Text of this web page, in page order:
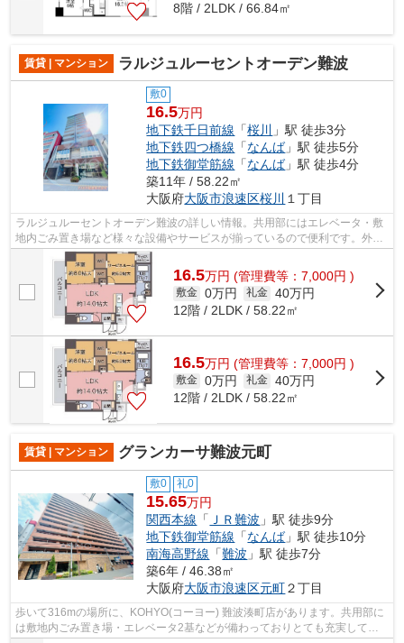
8階 / 2LDK / 66.84㎡
賃貸 | マンション ラルジュルーセントオーデン難波
敷0
16.5万円
地下鉄千日前線 「桜川
」駅 徒歩3分
地下鉄四つ橋線 「なんば」駅 徒歩5分
地下鉄御堂筋線 「なんば」駅 徒歩4分
築11年 / 58.22㎡
大阪府大阪市浪速区桜川 １丁目
ラルジュルーセントオーデン難波の詳しい情報。共用部にはエレベータ・敷
地内ごみ置き場など様々な設備やサービスが揃っているので便利です。外観
タイル張りは耐久性に優れ、管理の手...
16.5万円 (管理費等：7,000円 )
敷金 0万円 礼金 40万円
12階 / 2LDK / 58.22㎡
16.5万円 (管理費等：7,000円 )
敷金 0万円 礼金 40万円
12階 / 2LDK / 58.22㎡
賃貸 | マンション グランカーサ難波元町
敷0 礼0
15.65万円
関西本線 「 ＪＲ難波 」駅 徒歩9分
地下鉄御堂筋線 「なんば」駅 徒歩10分
南海高野線 「難波 」駅 徒歩7分
築6年 / 46.38㎡
大阪府大阪市浪速区元町２丁目
歩いて316mの場所に、KOHYO(コーヨー) 難波湊町店があります。共用部に
は敷地内ごみ置き場・エレベータ2基などが備わっておりとても充実してい